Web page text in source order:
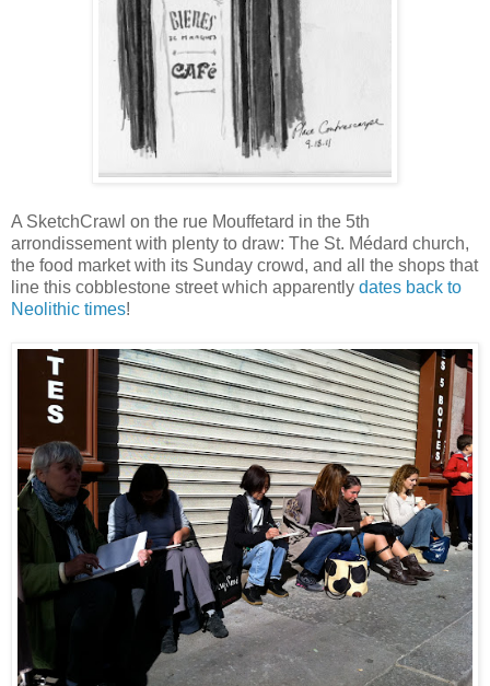
A SketchCrawl on the rue Mouffetard in the 5th
arrondissement with plenty to draw: The St. Médard church,
the food market with its Sunday crowd, and all the shops that
line this cobblestone street which apparently dates back to
Neolithic times!